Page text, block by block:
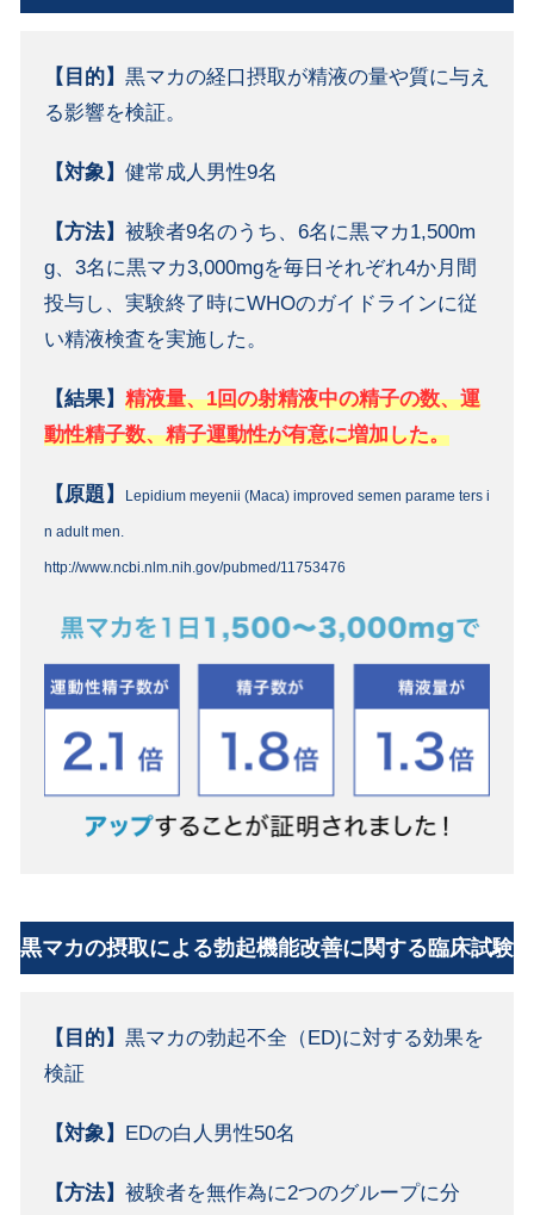
【目的】 黒マカの経口摂取が精液の量や質に与え
る影響を検証。
【対象】 健常成人男性9名
【方法】 被験者9名のうち、6名に黒マカ1,500m
g、3名に黒マカ3,000mgを毎日それぞれ4か月間
投与し、実験終了時にWHOのガイドラインに従
い精液検査を実施した。
【結果】 精液量、1回の射精液中の精子の数、運
動性精子数、精子運動性が有意に増加した。
【原題】 Lepidium meyenii (Maca) improved semen parame ters i
n adult men.
http://www.ncbi.nlm.nih.gov/pubmed/11753476
黒マカの摂取による勃起機能改善に関する臨床試験
【目的】 黒マカの勃起不全（ED)に対する効果を
検証
【対象】 EDの白人男性50名
【方法】 被験者を無作為に2つのグループに分